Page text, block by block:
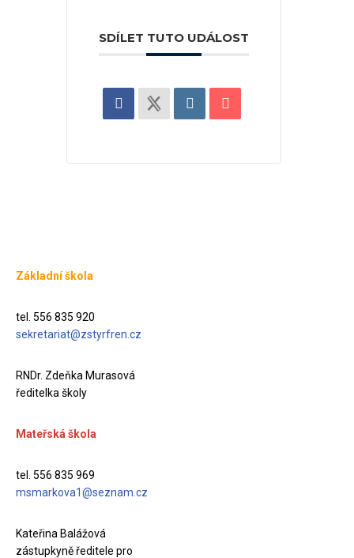
SDÍLET TUTO UDÁLOST
Základní škola
tel. 556 835 920
sekretariat@zstyrfren.cz
RNDr. Zdeňka Murasová
ředitelka školy
Mateřská škola
tel. 556 835 969
msmarkova1@seznam.cz
Kateřina Balážová
zástupkyně ředitele pro